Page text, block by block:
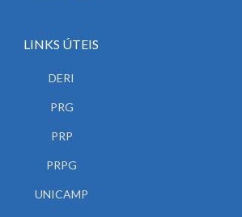
LINKS ÚTEIS
DERI
PRG
PRP
PRPG
UNICAMP